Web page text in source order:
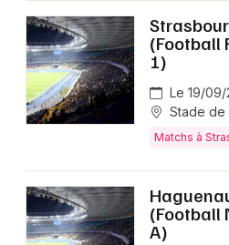
(Football
1)
Le 19/
Stade de
Matchs à
(Football
A)